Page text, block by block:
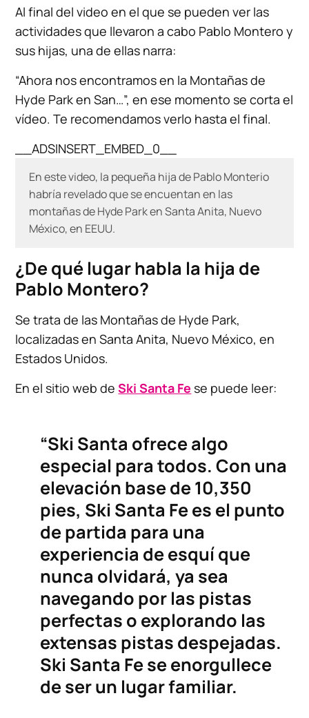
Al final del video en el que se pueden ver las
actividades que llevaron a cabo Pablo Montero y
sus hijas, una de ellas narra:
“Ahora nos encontramos en la Montañas de
Hyde Park en San…”, en ese momento se corta el
vídeo. Te recomendamos verlo hasta el final.
__ADSINSERT_EMBED_0__
En este video, la pequeña hija de Pablo Monterio
habría revelado que se encuentan en las
montañas de Hyde Park en Santa Anita, Nuevo
México, en EEUU.
¿De qué lugar habla la hija de
Pablo Montero?
Se trata de las Montañas de Hyde Park,
localizadas en Santa Anita, Nuevo México, en
Estados Unidos.
En el sitio web deSki Santa Fe se puede leer:
“Ski Santa ofrece algo
especial para todos. Con una
elevación base de 10,350
pies, Ski Santa Fe es el punto
de partida para una
experiencia de esquí que
nunca olvidará, ya sea
navegando por las pistas
perfectas o explorando las
extensas pistas despejadas.
Ski Santa Fe se enorgullece
de ser un lugar familiar.